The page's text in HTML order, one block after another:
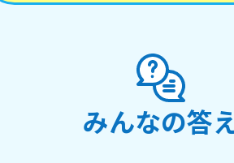
みんなの答